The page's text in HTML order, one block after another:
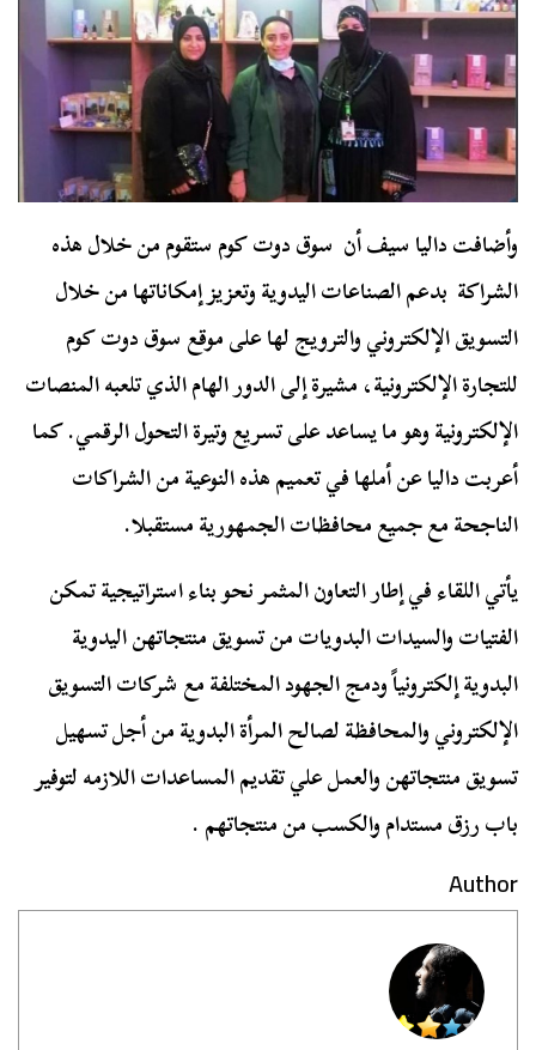
وأضافت داليا سيف أن سوق دوت كوم ستقوم من خلال هذه
الشراكة بدعم الصناعات اليدوية وتعزيز إمكاناتها من خلال
التسويق الإلكتروني والترويج لها على موقع سوق دوت كوم
للتجارة الإلكترونية، مشيرة إلى الدور الهام الذي تلعبه المنصات
الإلكترونية وهو ما يساعد على تسريع وتيرة التحول الرقمي. كما
أعربت داليا عن أملها في تعميم هذه النوعية من الشراكات
الناجحة مع جميع محافظات الجمهورية مستقبلا.
يأتي اللقاء في إطار التعاون المثمر نحو بناء استراتيجية تمكن
الفتيات والسيدات البدويات من تسويق منتجاتهن اليدوية
البدوية إلكترونياً ودمج الجهود المختلفة مع شركات التسويق
الإلكتروني والمحافظة لصالح المرأة البدوية من أجل تسهيل
تسويق منتجاتهن والعمل علي تقديم المساعدات اللازمه لتوفير
باب رزق مستدام والكسب من منتجاتهم .
Author